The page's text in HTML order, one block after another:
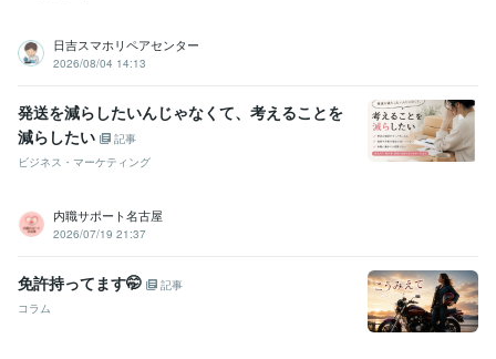
日吉スマホリペアセンター
2026/08/04 14:13
発送を減らしたいんじゃなくて、考えることを
減らしたい
記事
ビジネス・マーケティング
内職サポート名古屋
2026/07/19 21:37
免許持ってます🤭
記事
コラム